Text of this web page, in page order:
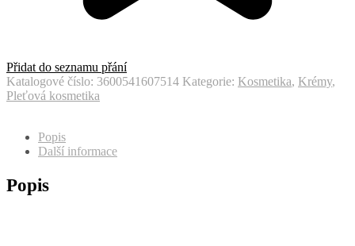
Přidat do seznamu přání
Katalogové číslo: 3600541607514 Kategorie: Kosmetika, Krémy,
Pleťová kosmetika
Popis
Další informace
Popis